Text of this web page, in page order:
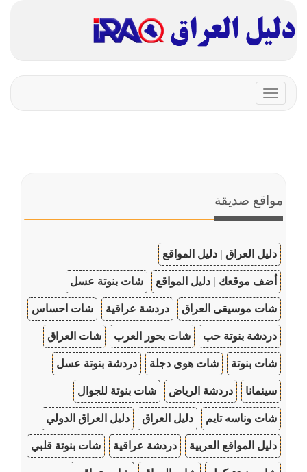
Toggle
navigation
مواقع صديقة
دليل العراق | دليل المواقع
أضف موقعك | دليل المواقع شات بنوتة عسل
شات موسيقى العراق دردشة عراقية شات احساس
دردشة بنوتة حب شات بحور العرب شات العراق
شات بنوتة شات هوى دجلة دردشة بنوتة عسل
سينمانا دردشة الرياض شات بنوتة للجوال
شات وناسه تايم دليل العراق دليل العراق الدولي
دليل المواقع العربية دردشة عراقية شات بنوتة قلبي